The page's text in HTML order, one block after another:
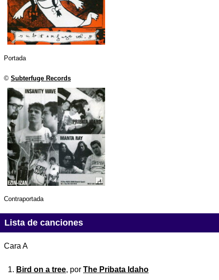
Portada
© Subterfuge Records
Contraportada
Lista de canciones
Cara A
Bird on a tree, por The Pribata Idaho